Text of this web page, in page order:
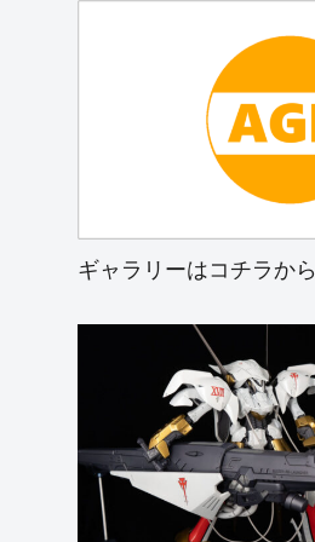
ギャラリーはコチラから